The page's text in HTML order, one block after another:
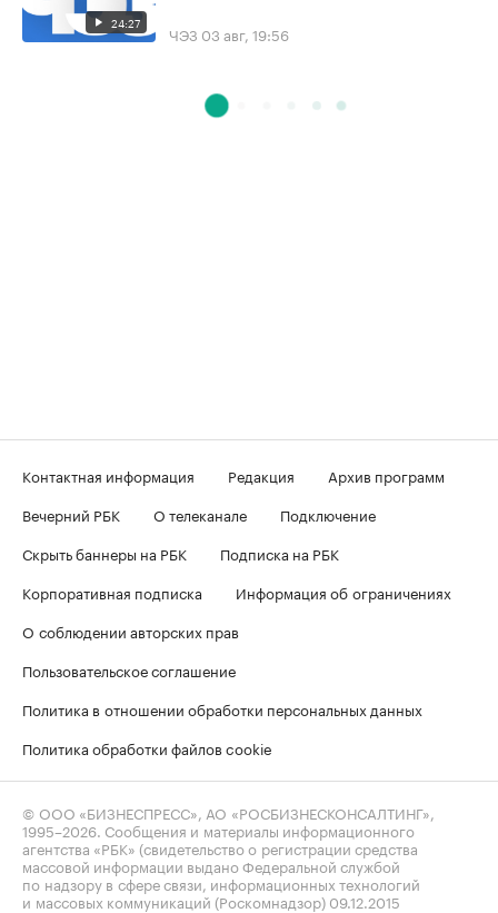
24:27 ЧЭЗ 03 авг, 19:56
Контактная информация Редакция
Архив программ
Вечерний РБК
О телеканале
Подключение
Скрыть баннеры на РБК
Подписка на РБК
Корпоративная подписка
Информация об ограничениях
О соблюдении авторских прав
Пользовательское соглашение
Политика в отношении обработки персональных данных
Политика обработки файлов cookie
© ООО «БИЗНЕСПРЕСС», АО «РОСБИЗНЕСКОНСАЛТИНГ»,
1995–2026 . Сообщения и материалы информационного
агентства «РБК» (свидетельство о регистрации средства
массовой информации выдано Федеральной службой
по надзору в сфере связи, информационных технологий
и массовых коммуникаций (Роскомнадзор) 09.12.2015